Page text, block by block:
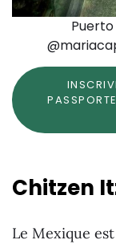
Chitzen
Le Mexique